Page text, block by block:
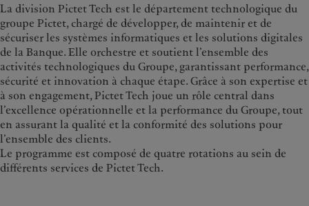
La division Pictet Tech est le département technologique du
groupe Pictet, chargé de développer, de maintenir et de
sécuriser les systèmes informatiques et les solutions digitales
de la Banque. Elle orchestre et soutient l’ensemble des
activités technologiques du Groupe, garantissant performance,
sécurité et innovation à chaque étape. Grâce à son expertise et
à son engagement, Pictet Tech joue un rôle central dans
l’excellence opérationnelle et la performance du Groupe, tout
en assurant la qualité et la conformité des solutions pour
l’ensemble des clients.
Le programme est composé de quatre rotations au sein de
différents services de Pictet Tech.